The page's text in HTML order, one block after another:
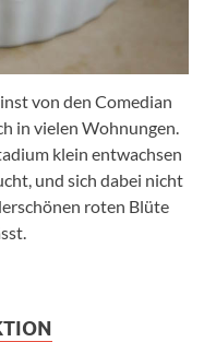
von den Comedian
in vielen Wohnungen.
klein entwachsen
und sich dabei nicht
roten Blüte